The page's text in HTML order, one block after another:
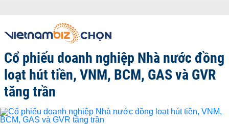
Cổ phiếu doanh nghiệp Nhà nước đồng
loạt hút tiền, VNM, BCM, GAS và GVR
tăng trần